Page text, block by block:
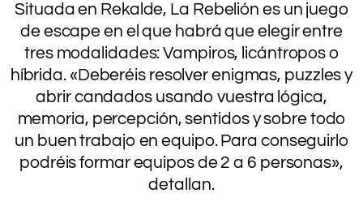
Situada en Rekalde, La Rebelión es un juego
de escape en el que habrá que elegir entre
tres modalidades: Vampiros, licántropos o
híbrida. «Deberéis resolver enigmas, puzzles y
abrir candados usando vuestra lógica,
memoria, percepción, sentidos y sobre todo
un buen trabajo en equipo. Para conseguirlo
podréis formar equipos de 2 a 6 personas»,
detallan.